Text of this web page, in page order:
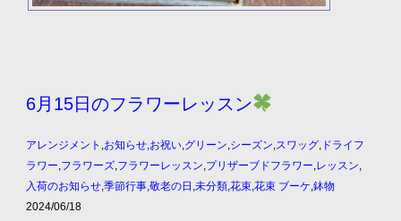
6月15日のフラワーレッスン
アレンジメント ,お知らせ,お祝い,グリーン,シーズン,スワッグ,ドライフ
ラワー,フラワーズ,フラワーレッスン,プリザーブドフラワー,レッスン,
入荷のお知らせ,季節行事,敬老の日 ,未分類,花束,花束 ブーケ,鉢物
2024/06/18